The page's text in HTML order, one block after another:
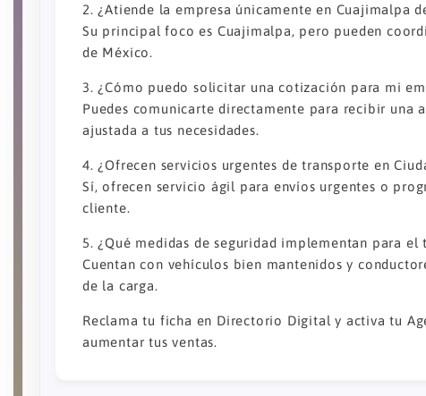
2. ¿Atiende la empresa únicamente en Cuajimalpa
Su principal foco es Cuajimalpa, pero pueden
de México.
3. ¿Cómo puedo solicitar una cotización para mi
Puedes comunicarte directamente para recibir una
ajustada a tus necesidades.
4. ¿Ofrecen servicios urgentes de transporte en
Sí, ofrecen servicio ágil para envíos urgentes o
cliente.
5. ¿Qué medidas de seguridad implementan para el
Cuentan con vehículos bien mantenidos y
de la carga.
Reclama tu ficha en Directorio Digital y activa tu
aumentar tus ventas.